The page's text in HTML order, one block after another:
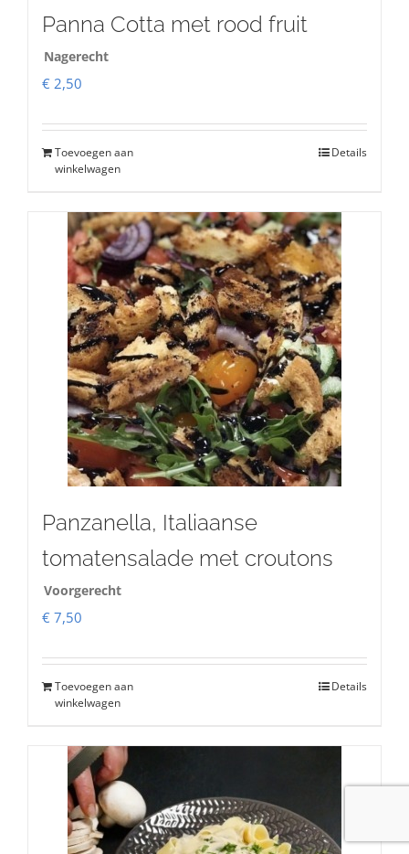
Panna Cotta met rood fruit
Nagerecht
€ 2,50
Toevoegen aan
winkelwagen
Details
Panzanella, Italiaanse
tomatensalade met croutons
Voorgerecht
€ 7,50
Toevoegen aan
winkelwagen
Details